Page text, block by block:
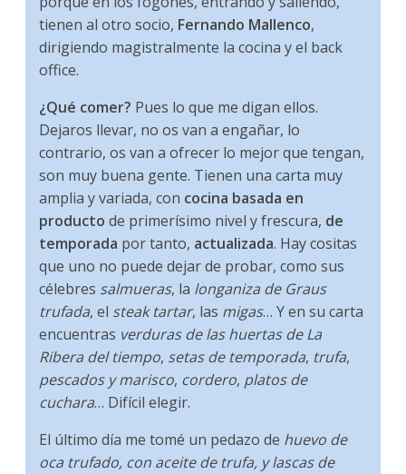
tienen al otro socio, Fernando Mallenco,
dirigiendo magistralmente la cocina y el back
office.
¿Qué comer? Pues lo que me digan ellos.
Dejaros llevar, no os van a engañar, lo
contrario, os van a ofrecer lo mejor que tengan,
son muy buena gente. Tienen una carta muy
amplia y variada, con cocina basada en
producto de primerísimo nivel y frescura, de
temporada por tanto, actualizada. Hay cositas
que uno no puede dejar de probar, como sus
célebres salmueras, la longaniza de Graus
trufada, el steak tartar, las migas… Y en su carta
encuentras verduras de las huertas de La
Ribera del tiempo, setas de temporada, trufa,
pescados y marisco, cordero, platos de
cuchara… Difícil elegir.
El último día me tomé un pedazo de huevo de
oca trufado, con aceite de trufa, y lascas de